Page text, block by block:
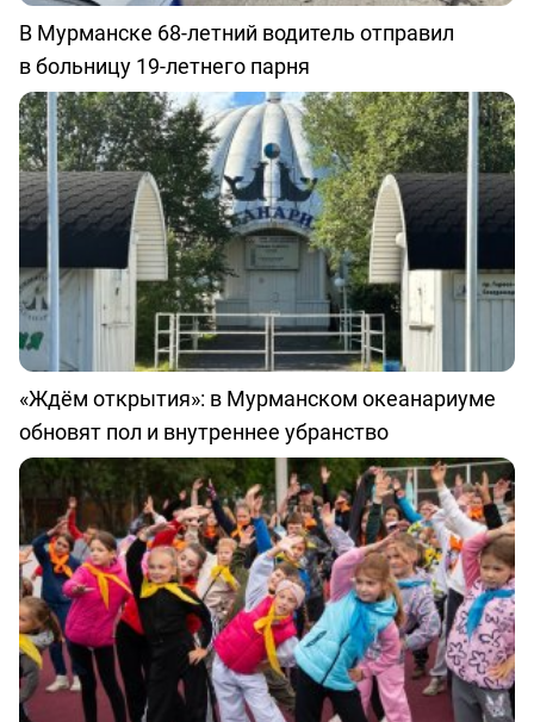
В Мурманске 68-летний водитель отправил
в больницу 19-летнего парня
«Ждём открытия»: в Мурманском океанариуме
обновят пол и внутреннее убранство